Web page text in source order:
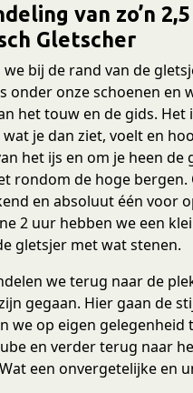
van zo’n
Gletscher
bij de rand van de
onder onze schoenen en
het touw en de gids. Het
je dan ziet, voelt en
het ijs en om je heen de
rondom de hoge
en absoluut één voor
2 uur hebben we een
gletsjer met wat stenen.
we terug naar de
gegaan. Hier gaan de
we op eigen gelegenheid
en verder terug naar
een onvergetelijke en